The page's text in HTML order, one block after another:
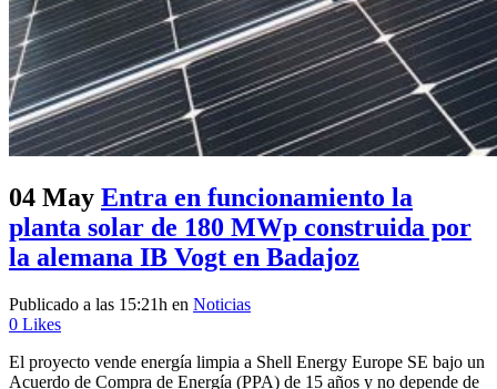
04 May Entra en funcionamiento la
planta solar de 180 MWp construida por
la alemana IB Vogt en Badajoz
Publicado a las 15:21h en Noticias
0 Likes
El proyecto vende energía limpia a Shell Energy Europe SE bajo un
Acuerdo de Compra de Energía (PPA) de 15 años y no depende de